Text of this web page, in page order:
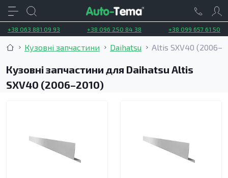
+38 063 881 09 93 +38 096 250 84 38 +38 099 657 61 50
Кузовні запчастини Daihatsu Altis SXV40
Кузовні запчастини для Daihatsu Altis
SXV40 (2006–2010)